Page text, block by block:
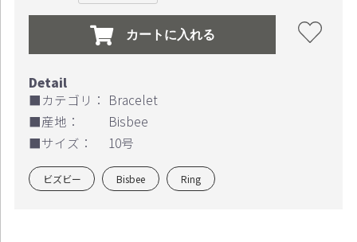
カートに入れる
■カテゴリ： Bracelet
■産地：
Bisbee
■サイズ：
10号
ビズビー Bisbee Ring